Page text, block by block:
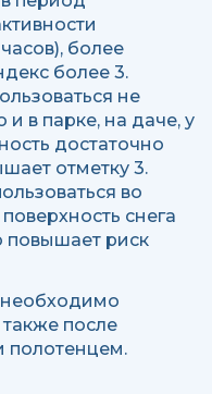
более
более 3.
не
и в парке, на даче, у
достаточно
отметку 3.
во
снега
повышает риск
после
полотенцем.